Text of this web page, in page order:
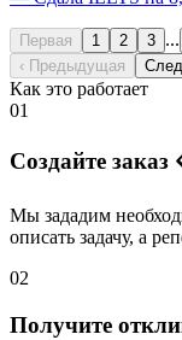
Первая 1 2 3 ...
‹ Предыдущая
Как это работает
01
Создайте заказ
Мы зададим
описать задачу, а
02
Получите